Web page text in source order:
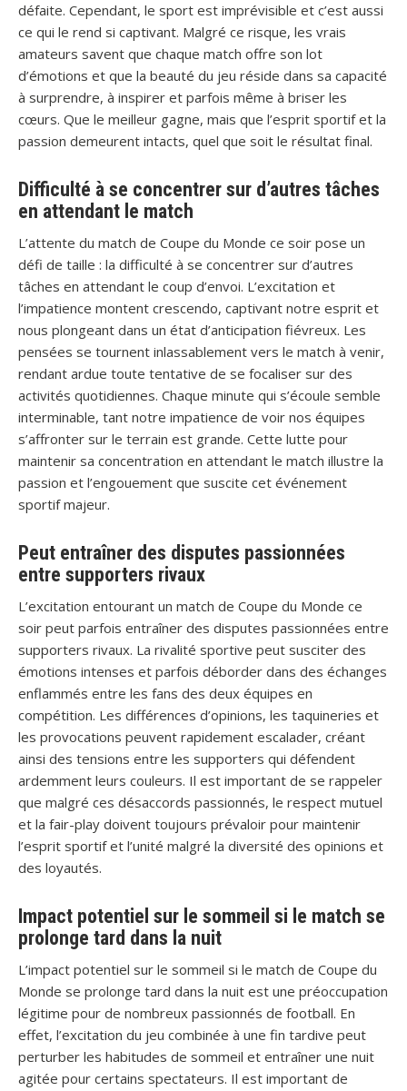
défaite. Cependant, le sport est imprévisible et c’est aussi
ce qui le rend si captivant. Malgré ce risque, les vrais
amateurs savent que chaque match offre son lot
d’émotions et que la beauté du jeu réside dans sa capacité
à surprendre, à inspirer et parfois même à briser les
cœurs. Que le meilleur gagne, mais que l’esprit sportif et la
passion demeurent intacts, quel que soit le résultat final.
Difficulté à se concentrer sur d’autres tâches
en attendant le match
L’attente du match de Coupe du Monde ce soir pose un
défi de taille : la difficulté à se concentrer sur d’autres
tâches en attendant le coup d’envoi. L’excitation et
l’impatience montent crescendo, captivant notre esprit et
nous plongeant dans un état d’anticipation fiévreux. Les
pensées se tournent inlassablement vers le match à venir,
rendant ardue toute tentative de se focaliser sur des
activités quotidiennes. Chaque minute qui s’écoule semble
interminable, tant notre impatience de voir nos équipes
s’affronter sur le terrain est grande. Cette lutte pour
maintenir sa concentration en attendant le match illustre la
passion et l’engouement que suscite cet événement
sportif majeur.
Peut entraîner des disputes passionnées
entre supporters rivaux
L’excitation entourant un match de Coupe du Monde ce
soir peut parfois entraîner des disputes passionnées entre
supporters rivaux. La rivalité sportive peut susciter des
émotions intenses et parfois déborder dans des échanges
enflammés entre les fans des deux équipes en
compétition. Les différences d’opinions, les taquineries et
les provocations peuvent rapidement escalader, créant
ainsi des tensions entre les supporters qui défendent
ardemment leurs couleurs. Il est important de se rappeler
que malgré ces désaccords passionnés, le respect mutuel
et la fair-play doivent toujours prévaloir pour maintenir
l’esprit sportif et l’unité malgré la diversité des opinions et
des loyautés.
Impact potentiel sur le sommeil si le match se
prolonge tard dans la nuit
L’impact potentiel sur le sommeil si le match de Coupe du
Monde se prolonge tard dans la nuit est une préoccupation
légitime pour de nombreux passionnés de football. En
effet, l’excitation du jeu combinée à une fin tardive peut
perturber les habitudes de sommeil et entraîner une nuit
agitée pour certains spectateurs. Il est important de